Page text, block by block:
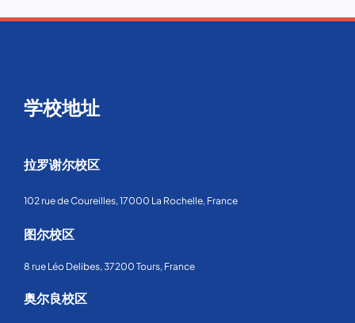
学校地址
拉罗谢尔校区
102 rue de Coureilles, 17000 La Rochelle, France
图尔校区
8 rue Léo Delibes, 37200 Tours, France
奥尔良校区